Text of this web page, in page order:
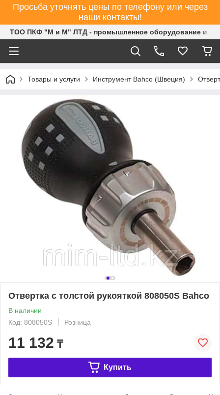
Просьба уточнять цены по телефону или через
наши контакты!
ТОО ПКФ "М и М" ЛТД - промышленное оборудование и
Товары и услуги Инструмент Bahco (Швеция)
Отвертка с толстой рукояткой 808050S Bahco
В наличии
Код: 808050S
Розница
11 132 ₸
Купить